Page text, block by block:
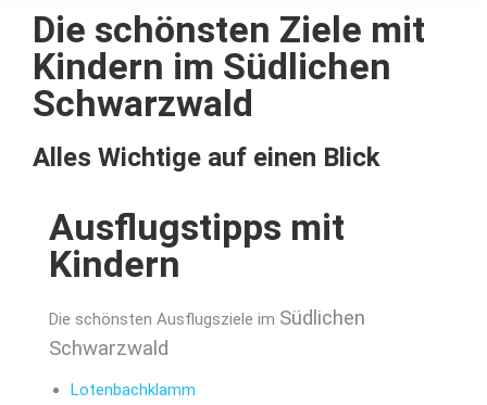
Die schönsten Ziele mit
Kindern im Südlichen
Schwarzwald
Alles Wichtige auf einen Blick
Ausflugstipps mit
Kindern
Die schönsten Ausflugsziele im Südlichen
Schwarzwald
Lotenbachklamm